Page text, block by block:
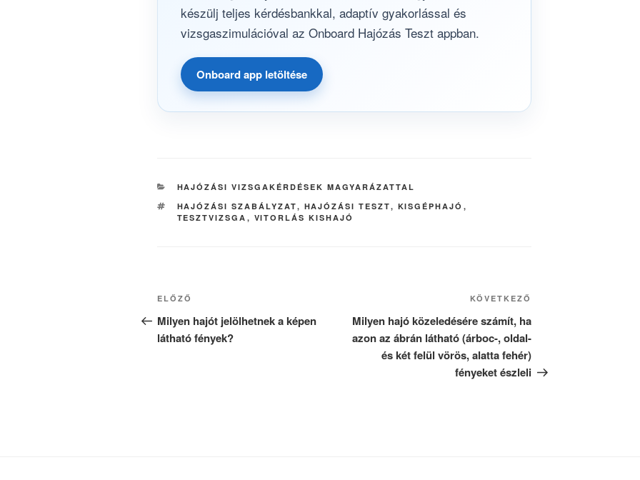
készülj teljes kérdésbankkal, adaptív gyakorlással és
vizsgaszimulációval az Onboard Hajózás Teszt appban.
Onboard app letöltése
KATEGÓRIÁK
HAJÓZÁSI VIZSGAKÉRDÉSEK MAGYARÁZATTAL
CÍMKÉK
HAJÓZÁSI SZABÁLYZAT, HAJÓZÁSI TESZT, KISGÉPHAJÓ ,
TESZTVIZSGA , VITORLÁS KISHAJÓ
Bejegyzés
navigáció
Korábbi
bejegyzés
ELŐZŐ
Milyen hajót jelölhetnek a képen
látható fények?
bejegyzés
KÖVETKEZŐ
Milyen hajó közeledésére számít, ha
azon az ábrán látható (árboc-, oldal-
és két felül vörös, alatta fehér)
fényeket észleli